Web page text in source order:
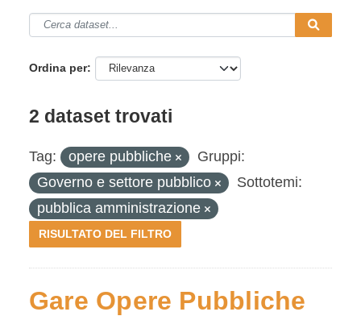
Ordina per
2 dataset trovati
Tag: opere pubbliche
Gruppi:
Governo e settore pubblico
Sottotemi:
pubblica amministrazione
RISULTATO DEL FILTRO
Gare Opere Pubbliche